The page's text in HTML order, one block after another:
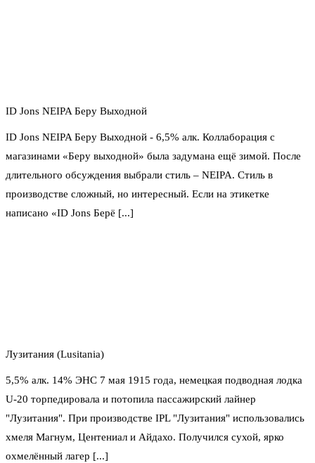
ID Jons NEIPA Беру Выходной
ID Jons NEIPA Беру Выходной - 6,5% алк. Коллаборация с
магазинами «Беру выходной» была задумана ещё зимой. После
длительного обсуждения выбрали стиль – NEIPA. Стиль в
производстве сложный, но интересный. Если на этикетке
написано «ID Jons Берё [...]
Лузитания (Lusitania)
5,5% алк. 14% ЭНС 7 мая 1915 года, немецкая подводная лодка
U-20 торпедировала и потопила пассажирский лайнер
"Лузитания". При производстве IPL "Лузитания" использовались
хмеля Магнум, Центениал и Айдахо. Получился сухой, ярко
охмелённый лагер [...]